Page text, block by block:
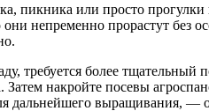
пикника или просто
они непременно прорастут
требуется более тщательный
Затем накройте посевы
дальнейшего выращивания,